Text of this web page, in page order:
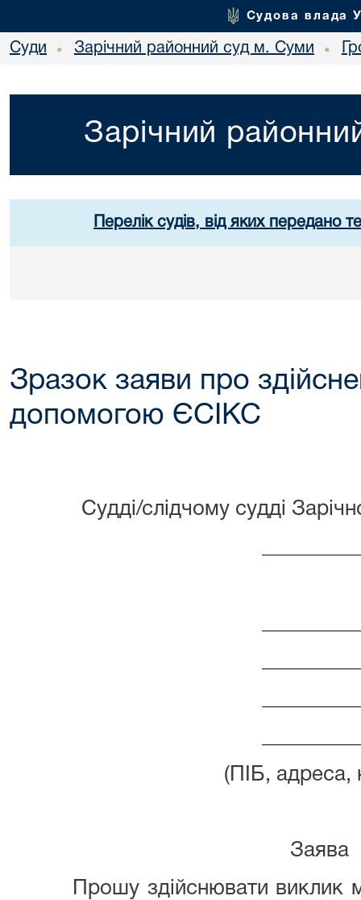
Судова влада
Суди • Зарічний районний суд м. Суми •
Зарічний
Перелік судів, від яких передано
Зразок заяви про
допомогою ЄСІКС
Судді/слідчому судді
(ПІБ,
Заява
Прошу здійснювати виклик